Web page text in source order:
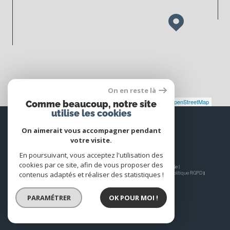
Leaflet|©JawgMaps © OpenStreetMap
Espace
PROPRIÉTAIRE
Se connecter
© 2026 | Tous droits réservés | Traduction powered by Google |
Nos honoraires
Plan du site Mentions légales Admin Nos liens
Politique RGPD
On en reste là
Comme beaucoup, notre site
utilise les cookies
On aimerait vous accompagner pendant
votre visite.
En poursuivant, vous acceptez l'utilisation des
cookies par ce site, afin de vous proposer des
contenus adaptés et réaliser des statistiques !
PARAMÉTRER OK POUR MOI !